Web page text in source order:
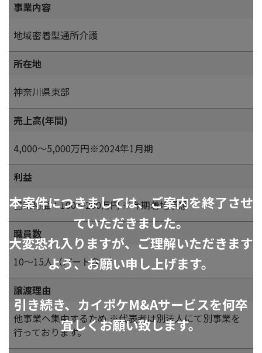
本案件につきましては、ご案内を終了させ
ていただきました。
大変恐れ入りますが、ご理解いただきます
よう、お願い申し上げます。
引き続き、カイポケM&Aサービスを何卒
宜しくお願い致します。
事業内容
地域密着型通所介護
所在地
神奈川県東部
売上高(年間)
4,000～5,000万円※2024年1月期
利益
営業利益：100～200万円 ※今期着地予想
職員数
10～15人（パート含む）
譲渡理由
他事業へ集中するため ※代表者は別法人にて別事業を
行っております。